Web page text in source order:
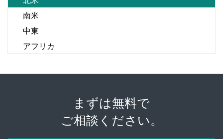
南米
中東
アフリカ
まずは無料で
ご相談ください。